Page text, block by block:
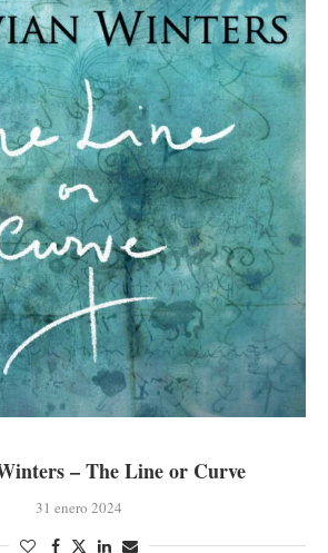
– The Line or Curve
31 enero 2024